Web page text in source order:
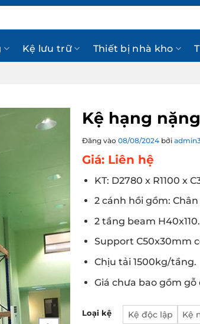
Kệ lưu trữ Thiết bị nhà kho
Kệ hạng
Đăng vào 08/08/2024 bởi
Giá: Liên hệ
KT: D2780 x R1100 x
2 cánh hồi gồm:
2 tầng beam H40x110.
Support C50x30mm
Chịu tải 1500kg/tầng.
Giá chưa bao gồm gỗ
Loại kệ Kệ độc lập Kệ